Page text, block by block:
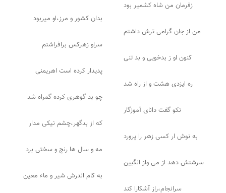
زفرمان من شاه کشمیر بود
بدان کشور و مرز،او میربود
من از جان گرامی ترش داشتم
سراو زهرکس برافراشتم
کنون او ز بدخویی و بد تنی
پدیدار کرده است اهریمنی
ره ایزدی هشت و از راه شد
چو بد گوهری کرده گمراه شد
نکو گفت دانای آموزگار
که از بدگهر،چشم نیکی مدار
به نوش ار کسی زهر را پرورد
مه و سال ها رنج و سختی برد
سرشتش دهد از می واز انگبین
به کام اندرش شیر و ماء معین
سرانجام،راز آشکارا کند